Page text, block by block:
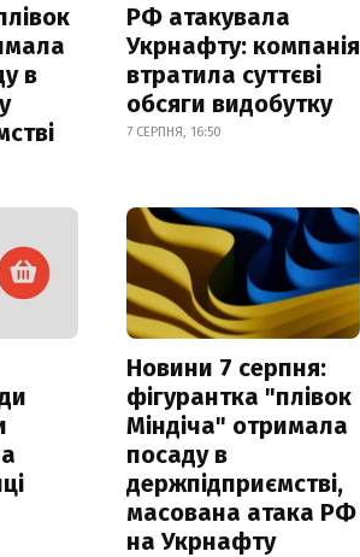
в
РФ атакувала
Укрнафту: компанія
втратила суттєві
обсяги видобутку
7 СЕРПНЯ, 16:50
Новини 7 серпня:
фігурантка "плівок
Міндіча" отримала
посаду в
держпідприємстві,
масована атака РФ
на Укрнафту